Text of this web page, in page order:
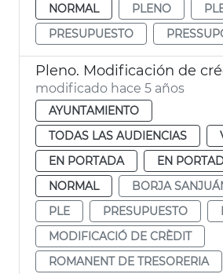
NORMAL
PLENO
PRESUPUESTO
modificado hace 5 años
AYUNTAMIENTO
TODAS LAS AUDIENCIAS
EN PORTADA
EN
NORMAL
BORJA
PLE
PRESUPUESTO
MODIFICACIÓ DE CRÈDIT
ROMANENT DE TRESORERIA